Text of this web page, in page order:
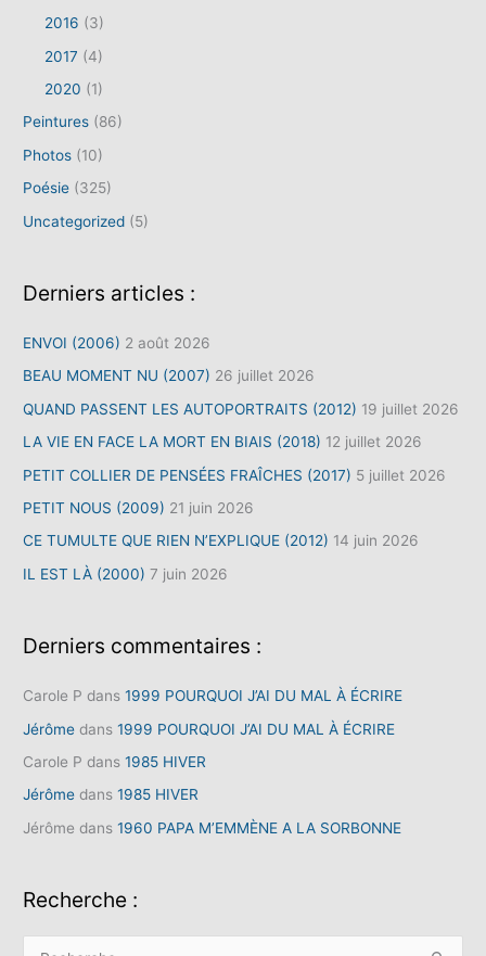
2016 (3)
2017 (4)
2020 (1)
Peintures (86)
Photos (10)
Poésie (325)
Uncategorized (5)
Derniers articles :
ENVOI (2006) 2 août 2026
BEAU MOMENT NU (2007) 26 juillet 2026
QUAND PASSENT LES AUTOPORTRAITS (2012) 19 juillet 2026
LA VIE EN FACE LA MORT EN BIAIS (2018) 12 juillet 2026
PETIT COLLIER DE PENSÉES FRAÎCHES (2017) 5 juillet 2026
PETIT NOUS (2009) 21 juin 2026
CE TUMULTE QUE RIEN N’EXPLIQUE (2012) 14 juin 2026
IL EST LÀ (2000) 7 juin 2026
Derniers commentaires :
Carole P dans1999 POURQUOI J’AI DU MAL À ÉCRIRE
Jérôme dans1999 POURQUOI J’AI DU MAL À ÉCRIRE
Carole P dans1985 HIVER
Jérôme dans1985 HIVER
Jérôme dans1960 PAPA M’EMMÈNE A LA SORBONNE
Recherche :